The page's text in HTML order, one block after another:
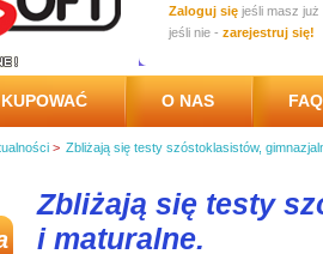
Zaloguj się jeśli masz już
jeśli nie - zarejestruj się!
O NAS FAQ
> Zbliżają się testy szóstoklasistów,
Zbliżają się testy
i maturalne.